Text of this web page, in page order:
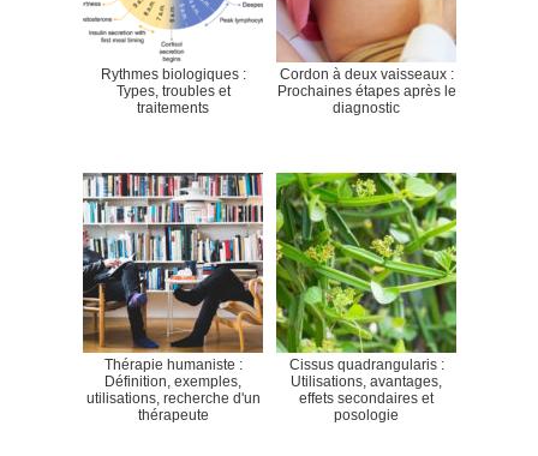
Rythmes biologiques :
Types, troubles et
traitements
Cordon à deux vaisseaux :
Prochaines étapes après le
diagnostic
Thérapie humaniste :
Définition, exemples,
utilisations, recherche d'un
thérapeute
Cissus quadrangularis :
Utilisations, avantages,
effets secondaires et
posologie